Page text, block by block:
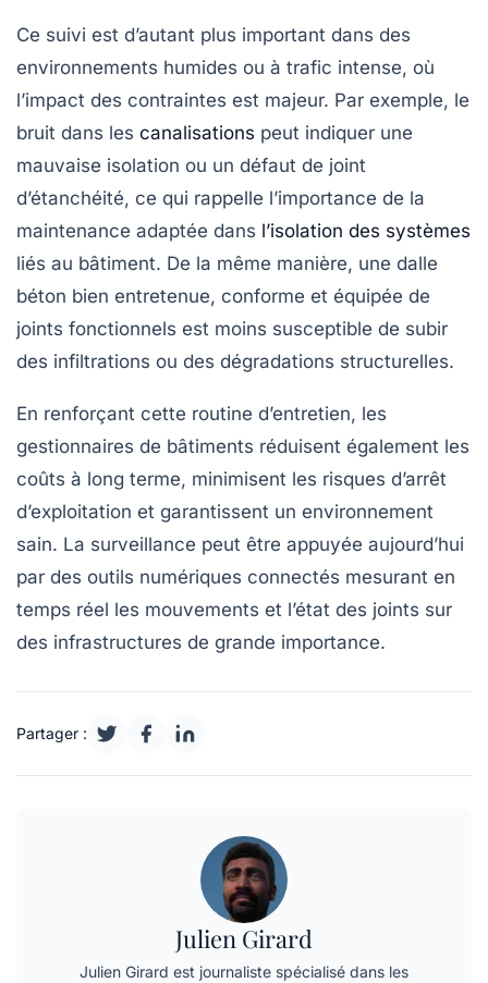
Ce suivi est d’autant plus important dans des
environnements humides ou à trafic intense, où
l’impact des contraintes est majeur. Par exemple, le
bruit dans les canalisations peut indiquer une
mauvaise isolation ou un défaut de joint
d’étanchéité, ce qui rappelle l’importance de la
maintenance adaptée dans l’isolation des systèmes
liés au bâtiment. De la même manière, une dalle
béton bien entretenue, conforme et équipée de
joints fonctionnels est moins susceptible de subir
des infiltrations ou des dégradations structurelles.
En renforçant cette routine d’entretien, les
gestionnaires de bâtiments réduisent également les
coûts à long terme, minimisent les risques d’arrêt
d’exploitation et garantissent un environnement
sain. La surveillance peut être appuyée aujourd’hui
par des outils numériques connectés mesurant en
temps réel les mouvements et l’état des joints sur
des infrastructures de grande importance.
Partager :
Julien Girard
Julien Girard est journaliste spécialisé dans les